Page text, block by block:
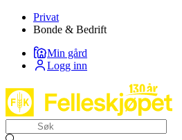
Privat
Bonde & Bedrift
Min gård
Logg inn